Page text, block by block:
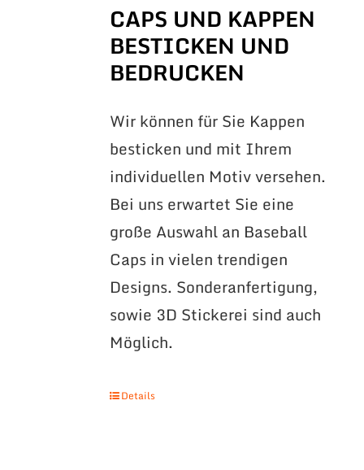
CAPS UND KAPPEN
BESTICKEN UND
BEDRUCKEN
Wir können für Sie Kappen
besticken und mit Ihrem
individuellen Motiv versehen.
Bei uns erwartet Sie eine
große Auswahl an Baseball
Caps in vielen trendigen
Designs. Sonderanfertigung,
sowie 3D Stickerei sind auch
Möglich.
Details